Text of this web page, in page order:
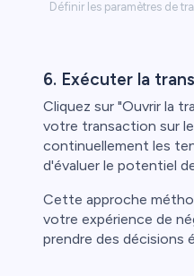
Définir les paramètres de
6. Exécuter la
Cliquez sur "Ouvrir la
votre transaction sur
continuellement les
d'évaluer le potentiel
Cette approche
votre expérience de
prendre des décisions